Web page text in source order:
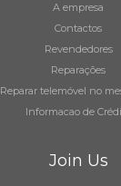
A empresa
Contactos
Revendedores
Reparações
Reparar telemóvel no
Informacao de
Join Us